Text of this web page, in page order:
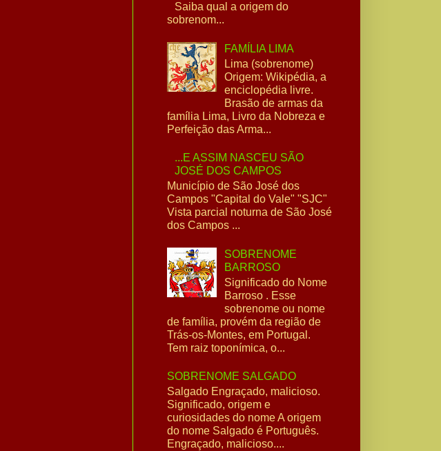
Saiba qual a origem do
sobrenom...
FAMÍLIA LIMA
Lima (sobrenome)
Origem: Wikipédia, a
enciclopédia livre.
Brasão de armas da
família Lima, Livro da Nobreza e
Perfeição das Arma...
...E ASSIM NASCEU SÃO
JOSÉ DOS CAMPOS
Município de São José dos
Campos "Capital do Vale" "SJC"
Vista parcial noturna de São José
dos Campos ...
SOBRENOME
BARROSO
Significado do Nome
Barroso . Esse
sobrenome ou nome
de família, provém da região de
Trás-os-Montes, em Portugal.
Tem raiz toponímica, o...
SOBRENOME SALGADO
Salgado Engraçado, malicioso.
Significado, origem e
curiosidades do nome A origem
do nome Salgado é Português.
Engraçado, malicioso....